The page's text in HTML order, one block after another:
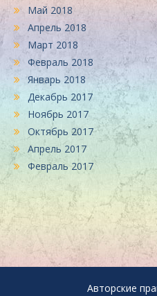
Май 2018
Апрель 2018
Март 2018
Февраль 2018
Январь 2018
Декабрь 2017
Ноябрь 2017
Октябрь 2017
Апрель 2017
Февраль 2017
Авторские